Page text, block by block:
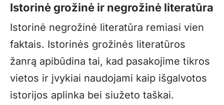
Istorinė grožinė ir negrožinė literatūra
Istorinė negrožinė literatūra remiasi vien
faktais. Istorinės grožinės literatūros
žanrą apibūdina tai, kad pasakojime tikros
vietos ir įvykiai naudojami kaip išgalvotos
istorijos aplinka bei siužeto taškai.